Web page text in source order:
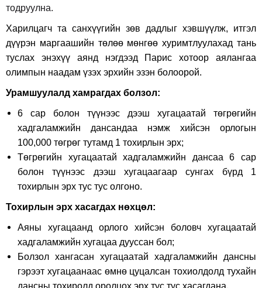
тодруулна.
Харилцагч та санхүүгийн зөв дадлыг хэвшүүлж, итгэл
дүүрэн маргаашийн төлөө мөнгөө хуримтлуулахад тань
туслах энэхүү аянд нэгдээд Парис хотоор аялангаа
олимпын наадам үзэх эрхийн эзэн болоорой.
Урамшуулалд хамрагдах болзол:
6 сар болон түүнээс дээш хугацаатай төгрөгийн
хадгаламжийн дансандаа нэмж хийсэн орлогын
100,000 төгрөг тутамд 1 тохирлын эрх;
Төгрөгийн хугацаатай хадгаламжийн дансаа 6 сар
болон түүнээс дээш хугацаагаар сунгах бүрд 1
тохирлын эрх тус тус олгоно.
Тохирлын эрх хасагдах нөхцөл:
Аяны хугацаанд орлого хийсэн боловч хугацаатай
хадгаламжийн хугацаа дууссан бол;
Болзол хангасан хугацаатай хадгаламжийн дансны
гэрээт хугацаанаас өмнө цуцалсан тохиолдолд тухайн
дансны тохиролд оролцох эрх тус тус хасагдана.